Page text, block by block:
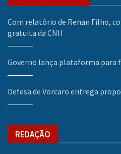
Com relatório de Renan Filho,
gratuita da CNH
Governo lança plataforma para
Defesa de Vorcaro entrega
REDAÇÃO